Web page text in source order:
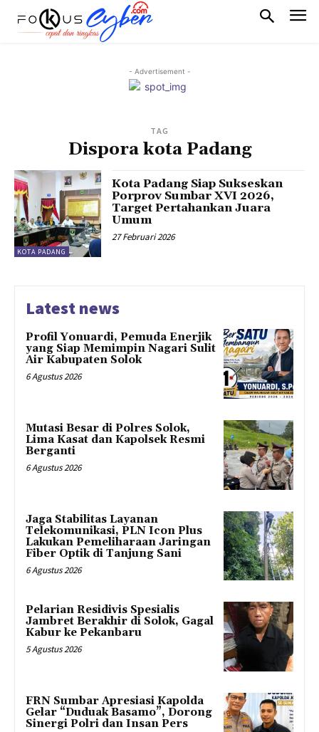
- Advertisement -
TAG
Dispora kota Padang
KOTA PADANG
Kota Padang Siap Sukseskan
Porprov Sumbar XVI 2026,
Target Pertahankan Juara
Umum
27 Februari 2026
Latest news
Profil Yonuardi, Pemuda Enerjik
yang Siap Memimpin Nagari Sulit
Air Kabupaten Solok
6 Agustus 2026
Mutasi Besar di Polres Solok,
Lima Kasat dan Kapolsek Resmi
Berganti
6 Agustus 2026
Jaga Stabilitas Layanan
Telekomunikasi, PLN Icon Plus
Lakukan Pemeliharaan Jaringan
Fiber Optik di Tanjung Sani
6 Agustus 2026
Pelarian Residivis Spesialis
Jambret Berakhir di Solok, Gagal
Kabur ke Pekanbaru
5 Agustus 2026
FRN Sumbar Apresiasi Kapolda
Gelar “Duduak Basamo”, Dorong
Sinergi Polri dan Insan Pers